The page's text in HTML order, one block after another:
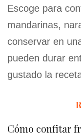
Escoge para
mandarinas,
conservar en
pueden durar
gustado la
Cómo confitar